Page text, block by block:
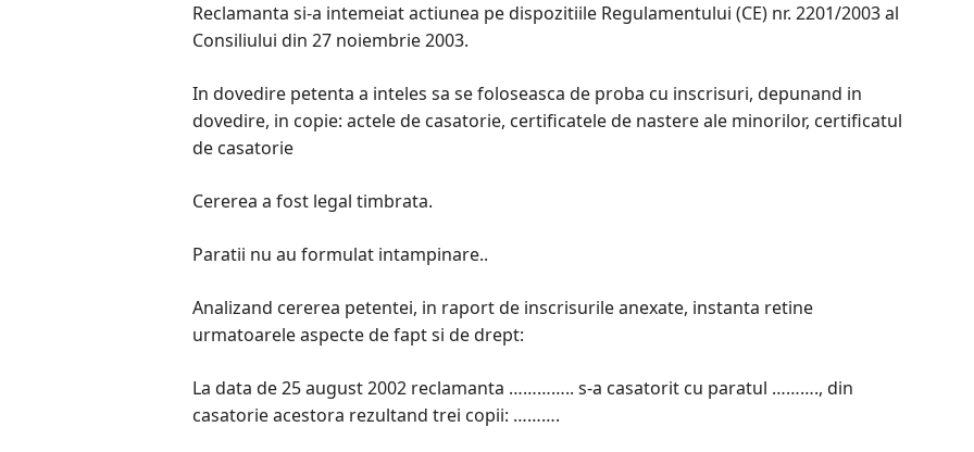
Reclamanta si-a intemeiat actiunea pe dispozitiile Regulamentului (CE) nr. 2201/2003 al
Consiliului din 27 noiembrie 2003.
In dovedire petenta a inteles sa se foloseasca de proba cu inscrisuri, depunand in
dovedire, in copie: actele de casatorie, certificatele de nastere ale minorilor, certificatul
de casatorie
Cererea a fost legal timbrata.
Paratii nu au formulat intampinare..
Analizand cererea petentei, in raport de inscrisurile anexate, instanta retine
urmatoarele aspecte de fapt si de drept:
La data de 25 august 2002 reclamanta ………….. s-a casatorit cu paratul ………., din
casatorie acestora rezultand trei copii: ……….